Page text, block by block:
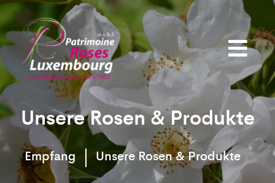
Unsere Rosen & Produkte
Empfang Unsere Rosen & Produkte